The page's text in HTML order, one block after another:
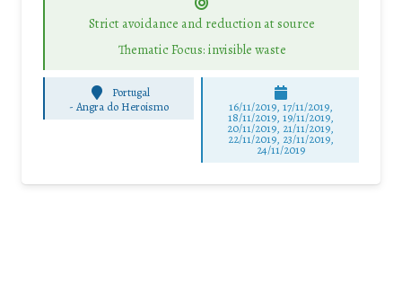
Strict avoidance and reduction at source
Thematic Focus: invisible waste
Portugal
-Angra do Heroismo 16/11/2019, 17/11/2019,
18/11/2019, 19/11/2019,
20/11/2019, 21/11/2019,
22/11/2019, 23/11/2019,
24/11/2019